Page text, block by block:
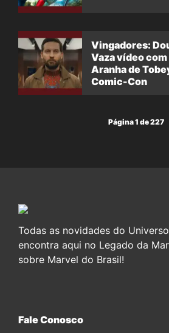
Vingadores:
Vaza vídeo
Aranha de
Comic-Con
Página 1 de 227
Todas as novidades do
encontra aqui no Legado da
sobre Marvel do Brasil!
Fale Conosco